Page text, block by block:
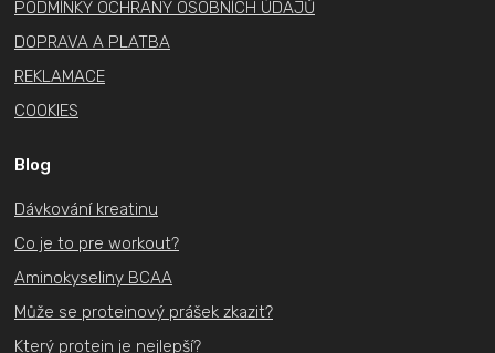
PODMÍNKY OCHRANY OSOBNÍCH ÚDAJŮ
DOPRAVA A PLATBA
REKLAMACE
COOKIES
Blog
Dávkování kreatinu
Co je to pre workout?
Aminokyseliny BCAA
Může se proteinový prášek zkazit?
Který protein je nejlepší?